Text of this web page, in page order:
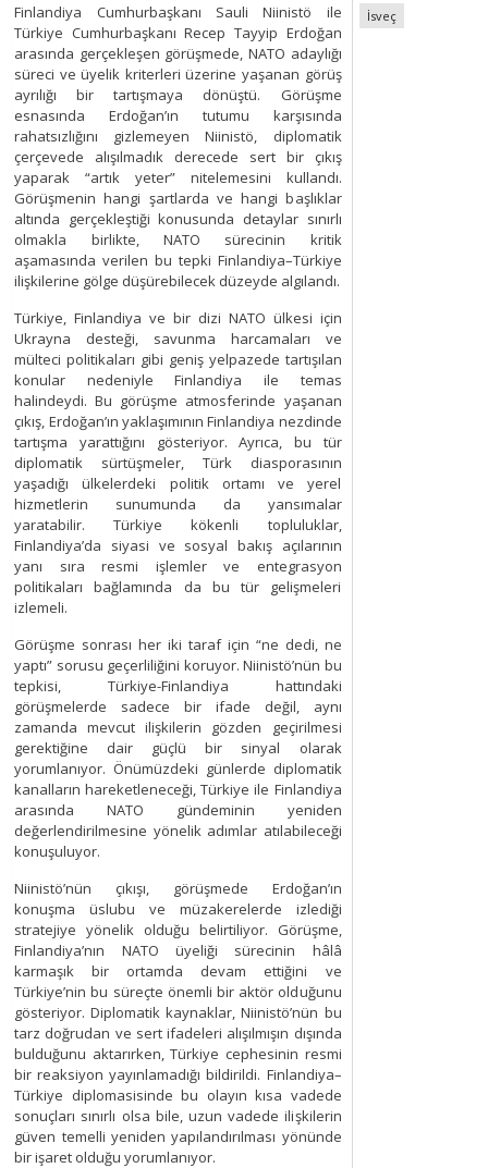
Finlandiya Cumhurbaşkanı Sauli Niinistö ile
Türkiye Cumhurbaşkanı Recep Tayyip Erdoğan
arasında gerçekleşen görüşmede, NATO adaylığı
süreci ve üyelik kriterleri üzerine yaşanan görüş
ayrılığı bir tartışmaya dönüştü. Görüşme
esnasında Erdoğan’ın tutumu karşısında
rahatsızlığını gizlemeyen Niinistö, diplomatik
çerçevede alışılmadık derecede sert bir çıkış
yaparak “artık yeter” nitelemesini kullandı.
Görüşmenin hangi şartlarda ve hangi başlıklar
altında gerçekleştiği konusunda detaylar sınırlı
olmakla birlikte, NATO sürecinin kritik
aşamasında verilen bu tepki Finlandiya–Türkiye
ilişkilerine gölge düşürebilecek düzeyde algılandı.
Türkiye, Finlandiya ve bir dizi NATO ülkesi için
Ukrayna desteği, savunma harcamaları ve
mülteci politikaları gibi geniş yelpazede tartışılan
konular nedeniyle Finlandiya ile temas
halindeydi. Bu görüşme atmosferinde yaşanan
çıkış, Erdoğan’ın yaklaşımının Finlandiya nezdinde
tartışma yarattığını gösteriyor. Ayrıca, bu tür
diplomatik sürtüşmeler, Türk diasporasının
yaşadığı ülkelerdeki politik ortamı ve yerel
hizmetlerin sunumunda da yansımalar
yaratabilir. Türkiye kökenli topluluklar,
Finlandiya’da siyasi ve sosyal bakış açılarının
yanı sıra resmi işlemler ve entegrasyon
politikaları bağlamında da bu tür gelişmeleri
izlemeli.
Görüşme sonrası her iki taraf için “ne dedi, ne
yaptı” sorusu geçerliliğini koruyor. Niinistö’nün bu
tepkisi, Türkiye-Finlandiya hattındaki
görüşmelerde sadece bir ifade değil, aynı
zamanda mevcut ilişkilerin gözden geçirilmesi
gerektiğine dair güçlü bir sinyal olarak
yorumlanıyor. Önümüzdeki günlerde diplomatik
kanalların hareketleneceği, Türkiye ile Finlandiya
arasında NATO gündeminin yeniden
değerlendirilmesine yönelik adımlar atılabileceği
konuşuluyor.
Niinistö’nün çıkışı, görüşmede Erdoğan’ın
konuşma üslubu ve müzakerelerde izlediği
stratejiye yönelik olduğu belirtiliyor. Görüşme,
Finlandiya’nın NATO üyeliği sürecinin hâlâ
karmaşık bir ortamda devam ettiğini ve
Türkiye’nin bu süreçte önemli bir aktör olduğunu
gösteriyor. Diplomatik kaynaklar, Niinistö’nün bu
tarz doğrudan ve sert ifadeleri alışılmışın dışında
bulduğunu aktarırken, Türkiye cephesinin resmi
bir reaksiyon yayınlamadığı bildirildi. Finlandiya–
Türkiye diplomasisinde bu olayın kısa vadede
sonuçları sınırlı olsa bile, uzun vadede ilişkilerin
güven temelli yeniden yapılandırılması yönünde
bir işaret olduğu yorumlanıyor.
İsveç